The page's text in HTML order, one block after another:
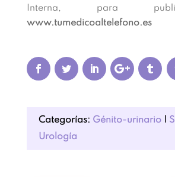
Interna, para
www.tumedicoaltelefono.es
Categorías: Génito-urinario|
Urología